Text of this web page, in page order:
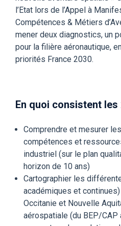
l’Etat lors de l’Appel à
Compétences & Métiers
mener deux diagnostics, un
pour la filière aéronautique,
priorités France 2030.
En quoi consistent
Comprendre et mesurer
compétences et
industriel (sur le plan
horizon de 10 ans)
Cartographier les
académiques et
Occitanie et Nouvelle
aérospatiale (du BEP/CAP